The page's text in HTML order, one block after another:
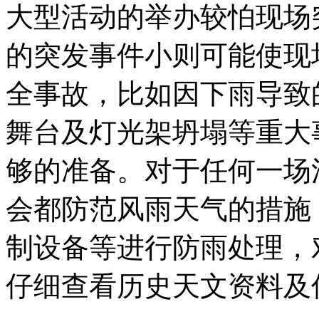
大型活动的举办较怕现
的突发事件小则可能使
全事故，比如因下雨导
舞台及灯光架坍塌等重
够的准备。对于任何一
会都防范风雨天气的措
制设备等进行防雨处理
仔细查看历史天文资料